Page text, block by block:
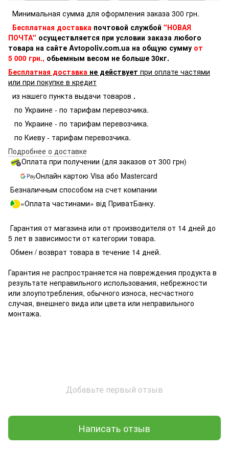
Минимальная сумма для оформления заказа 300 грн.
Бесплатная доставка почтовой службой "НОВАЯ
ПОЧТА" осуществляется при условии заказа любого
товара на сайте Avtopoliv.com.ua на общую сумму от
5 000 грн., обьемным весом не больше 30кг.
Бесплатная доставка не действует при оплате частями
или при покупке в кредит
из нашего пункта выдачи товаров .
по Украине - по тарифам перевозчика.
по Украине - по тарифам перевозчика.
по Киеву - тарифам перевозчика.
Подробнее о доставке
Оплата при получении (для заказов от 300 грн)
Онлайн картою Visa або Mastercard
Безналичным способом на счет компании
«Оплата частинами» від ПриватБанку.
Гарантия от магазина или от производителя от 14 дней до
5 лет в зависимости от категории товара.
Обмен / возврат товара в течение 14 дней.
Гарантия не распространяется на повреждения продукта в
результате неправильного использования, небрежности
или злоупотребления, обычного износа, несчастного
случая, внешнего вида или цвета или неправильного
монтажа.
Добавьте первый отзыв
Написать отзыв